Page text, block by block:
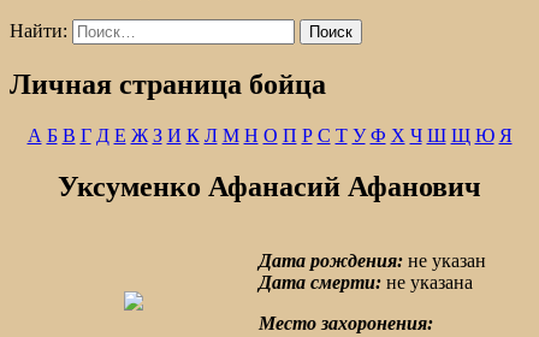
Найти:
Личная страница бойца
А Б В Г Д Е Ж З И К Л М Н О П Р С Т У Ф Х Ч Ш Щ Ю Я
Уксуменко Афанасий Афанович
Дата рождения: не указан
Дата смерти: не указана
Место захоронения: